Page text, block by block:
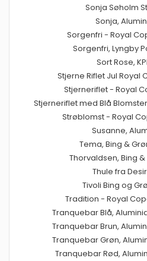
Sonja Søholm
Sonja,
Sorgenfri - Royal
Sorgenfri, Lyngby
Sort Rose,
Stjerne Riflet Jul Royal
Stjerneriflet - Royal
Stjerneriflet med Blå
Strøblomst - Royal
Susanne,
Tema, Bing &
Thorvaldsen, Bing
Thule fra
Tivoli Bing og
Tradition - Royal
Tranquebar Blå,
Tranquebar Brun,
Tranquebar Grøn,
Tranquebar Rød,